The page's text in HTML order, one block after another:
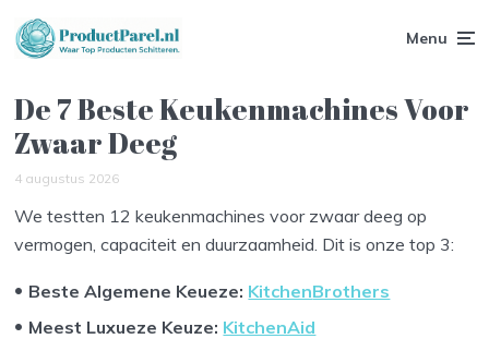
Menu
De 7 Beste Keukenmachines Voor
Zwaar Deeg
4 augustus 2026
We testten 12 keukenmachines voor zwaar deeg op
vermogen, capaciteit en duurzaamheid. Dit is onze top 3:
Beste Algemene Keueze: KitchenBrothers
Meest Luxueze Keuze: KitchenAid